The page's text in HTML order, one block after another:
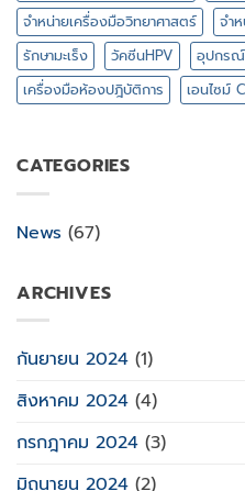
จำหน่ายเครื่องมือวิทยาศาสตร์
จำ
รักษามะเร็ง
วัคซีนHPV
อุปกรณ์
เครื่องมือห้องปฎิบัติการ
เอนไซม์
CATEGORIES
News (67)
ARCHIVES
กันยายน 2024 (1)
สิงหาคม 2024 (4)
กรกฎาคม 2024 (3)
มิถุนายน 2024 (2)